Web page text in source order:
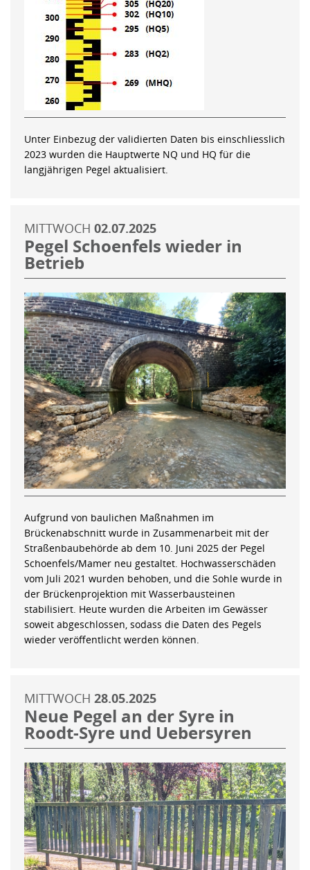
Unter Einbezug der validierten Daten bis einschliesslich
2023 wurden die Hauptwerte NQ und HQ für die
langjährigen Pegel aktualisiert.
MITTWOCH 02.07.2025
Pegel Schoenfels wieder in
Betrieb
Aufgrund von baulichen Maßnahmen im
Brückenabschnitt wurde in Zusammenarbeit mit der
Straßenbaubehörde ab dem 10. Juni 2025 der Pegel
Schoenfels/Mamer neu gestaltet. Hochwasserschäden
vom Juli 2021 wurden behoben, und die Sohle wurde in
der Brückenprojektion mit Wasserbausteinen
stabilisiert. Heute wurden die Arbeiten im Gewässer
soweit abgeschlossen, sodass die Daten des Pegels
wieder veröffentlicht werden können.
MITTWOCH 28.05.2025
Neue Pegel an der Syre in
Roodt-Syre und Uebersyren